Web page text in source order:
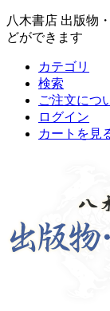
八木書店 出版物
どができます
カテゴリ
検索
ご注文につ
ログイン
カートを見